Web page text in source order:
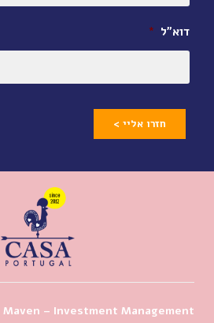
דוא״ל *
חזרו אליי >
Maven – Investment Management